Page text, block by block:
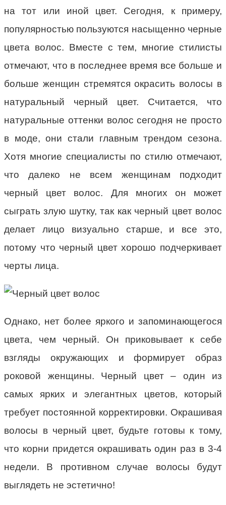
на тот или иной цвет. Сегодня, к примеру,
популярностью пользуются насыщенно черные
цвета волос. Вместе с тем, многие стилисты
отмечают, что в последнее время все больше и
больше женщин стремятся окрасить волосы в
натуральный черный цвет. Считается, что
натуральные оттенки волос сегодня не просто
в моде, они стали главным трендом сезона.
Хотя многие специалисты по стилю отмечают,
что далеко не всем женщинам подходит
черный цвет волос. Для многих он может
сыграть злую шутку, так как черный цвет волос
делает лицо визуально старше, и все это,
потому что черный цвет хорошо подчеркивает
черты лица.
Однако, нет более яркого и запоминающегося
цвета, чем черный. Он приковывает к себе
взгляды окружающих и формирует образ
роковой женщины. Черный цвет – один из
самых ярких и элегантных цветов, который
требует постоянной корректировки. Окрашивая
волосы в черный цвет, будьте готовы к тому,
что корни придется окрашивать один раз в 3-4
недели. В противном случае волосы будут
выглядеть не эстетично!